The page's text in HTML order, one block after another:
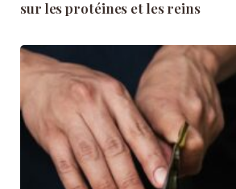
sur les protéines et les reins